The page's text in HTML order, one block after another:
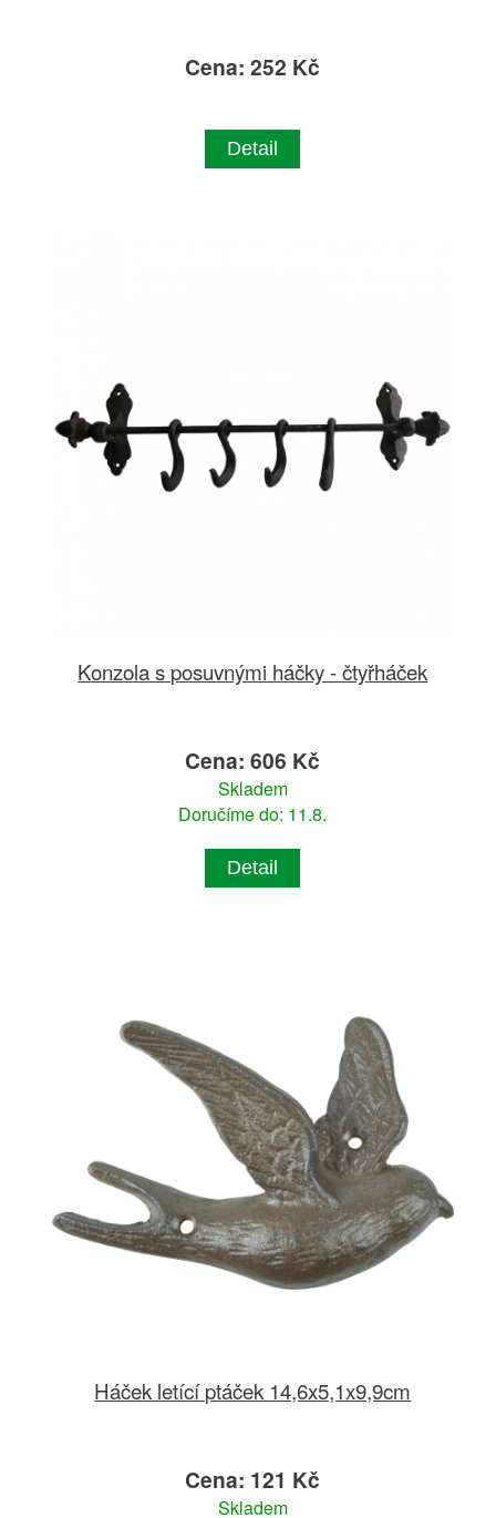
Cena: 252 Kč
Detail
Konzola s posuvnými háčky - čtyřháček
Cena: 606 Kč
Skladem
Doručíme do: 11.8.
Detail
Háček letící ptáček 14,6x5,1x9,9cm
Cena: 121 Kč
Skladem